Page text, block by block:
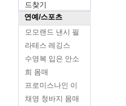
드찾기
연예/스포츠
모모랜드 낸시 필
라테스 레깅스
수영복 입은 안소
희 몸매
프로미스나인 이
채영 청바지 몸매